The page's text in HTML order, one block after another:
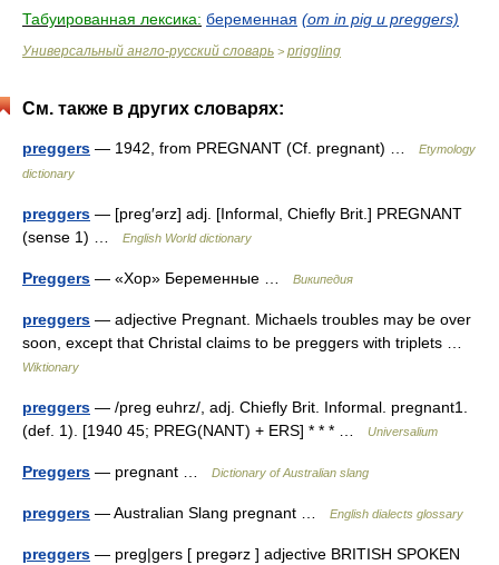
Табуированная лексика: беременная (от in pig и preggers)
Универсальный англо-русский словарь > priggling
См. также в других словарях:
preggers — 1942, from PREGNANT (Cf. pregnant) …
Etymology
dictionary
preggers — [preg′ərz] adj. [Informal, Chiefly Brit.] PREGNANT
(sense 1) …
English World dictionary
Preggers — «Хор» Беременные … Википедия
preggers — adjective Pregnant. Michaels troubles may be over
soon, except that Christal claims to be preggers with triplets …
Wiktionary
preggers — /preg euhrz/, adj. Chiefly Brit. Informal. pregnant1.
(def. 1). [1940 45; PREG(NANT) + ERS] * * * …
Universalium
Preggers — pregnant … Dictionary of Australian slang
preggers — Australian Slang pregnant … English dialects glossary
preggers — preg|gers [ pregərz ] adjective BRITISH SPOKEN